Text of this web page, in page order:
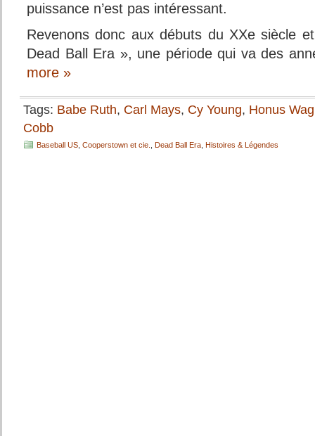
puissance n’est pas intéressant.
Revenons donc aux débuts du XXe siècle
Dead Ball Era », une période qui va des
more »
Tags: Babe Ruth, Carl Mays, Cy Young, Honus
Cobb
Baseball US Cooperstown et cie. Dead Ball Era Histoires & Légendes